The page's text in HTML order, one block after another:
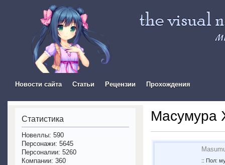
Новости сайта Статьи Рецензии Прохождения
Масумура
:: Пол:
Статистика
Новеллы: 590
Персонажи: 5645
Персоналии: 5260
Компании: 360